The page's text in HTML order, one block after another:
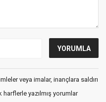
veya imalar, inançlara saldırı
yazılmış yorumlar